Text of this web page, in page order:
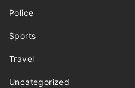
Police
Sports
Travel
Uncategorized